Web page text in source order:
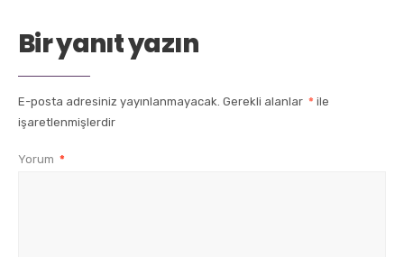
Bir yanıt yazın
E-posta adresiniz yayınlanmayacak. Gerekli alanlar * ile
işaretlenmişlerdir
Yorum *